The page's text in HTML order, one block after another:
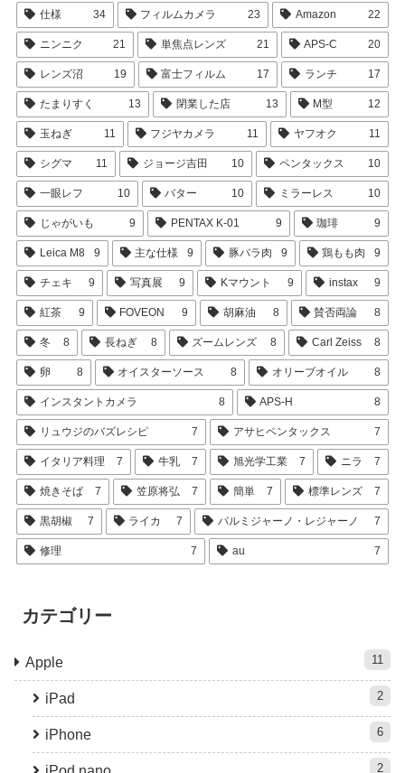
仕様 34 フィルムカメラ 23 Amazon 22
ニンニク 21 単焦点レンズ 21 APS-C 20
レンズ沼 19 富士フィルム 17 ランチ 17
たまりすく 13 閉業した店 13 M型 12
玉ねぎ 11 フジヤカメラ 11 ヤフオク 11
シグマ 11 ジョージ吉田 10 ペンタックス 10
一眼レフ 10 バター 10 ミラーレス 10
じゃがいも 9 PENTAX K-01 9 珈琲 9
Leica M8 9 主な仕様 9 豚バラ肉 9 鶏もも肉 9
チェキ 9 写真展 9 Kマウント 9 instax 9
紅茶 9 FOVEON 9 胡麻油 8 賛否両論 8
冬 8 長ねぎ 8 ズームレンズ 8 Carl Zeiss 8
卵 8 オイスターソース 8 オリーブオイル 8
インスタントカメラ 8 APS-H 8
リュウジのバズレシピ 7 アサヒペンタックス 7
イタリア料理 7 牛乳 7 旭光学工業 7 ニラ 7
焼きそば 7 笠原将弘 7 簡単 7 標準レンズ 7
黒胡椒 7 ライカ 7 パルミジャーノ・レジャーノ 7
修理 7 au 7
カテゴリー
Apple 11
iPad 2
iPhone 6
2